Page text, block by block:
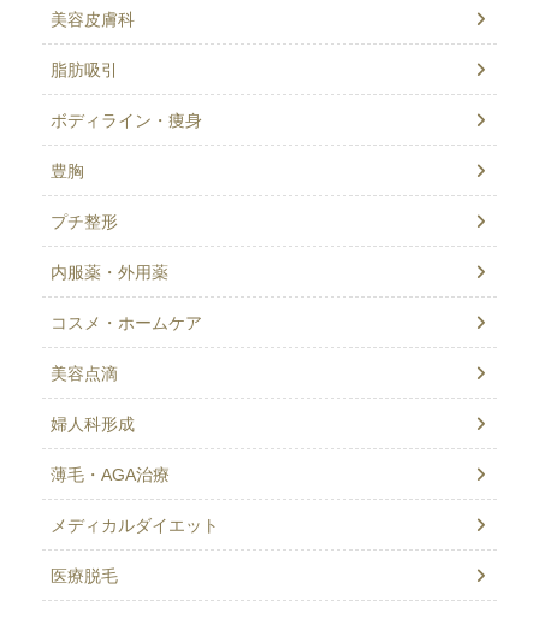
美容皮膚科
脂肪吸引
ボディライン・痩身
豊胸
プチ整形
内服薬・外用薬
コスメ・ホームケア
美容点滴
婦人科形成
薄毛・AGA治療
メディカルダイエット
医療脱毛